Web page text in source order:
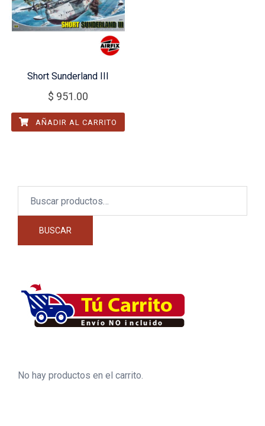
Short Sunderland III
$ 951.00
AÑADIR AL CARRITO
BUSCAR
No hay productos en el carrito.